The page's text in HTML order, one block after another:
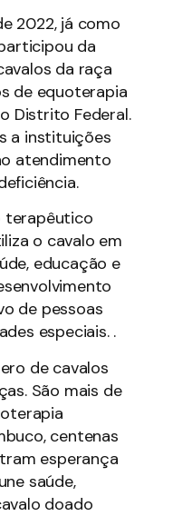
2022, já como
da
da raça
de equoterapia
Distrito Federal.
a instituições
atendimento
terapêutico
o cavalo em
educação e
de pessoas
especiais. .
de cavalos
São mais de
centenas
esperança
saúde,
doado